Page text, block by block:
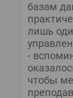
базам
лишь
-
чтобы